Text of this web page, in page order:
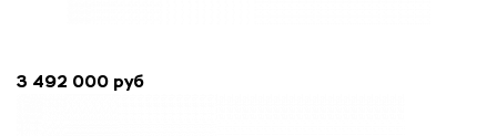
3 492 000 руб